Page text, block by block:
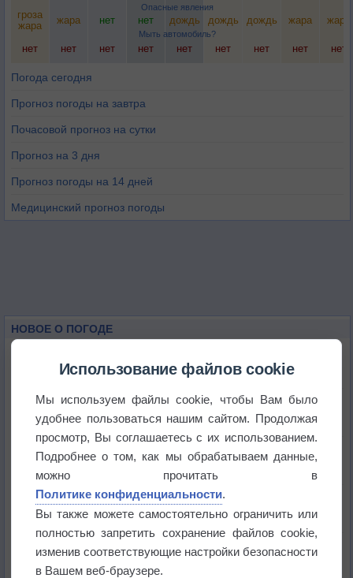
Опасные явления
Мыть автомобиль?
гроза
жара
жара нет нет дождь дождь дождь жара жара
нет нет нет нет нет нет нет нет нет
Погода сегодня
Прогноз погоды на завтра
Почасовой прогноз на сутки
Прогноз на 3 дня
Прогноз погоды на 14 дней
Медицинский прогноз погоды
НОВОЕ О ПОГОДЕ
Приложение построит маршрут через тень
Атмосфера начала замерзать
В Приморье обнаружены морские волны тепла
бабочек
Использование файлов cookie
Мы используем файлы cookie, чтобы Вам было
удобнее пользоваться нашим сайтом. Продолжая
просмотр, Вы соглашаетесь с их использованием.
Подробнее о том, как мы обрабатываем данные,
можно прочитать в
Политике конфиденциальности.
Вы также можете самостоятельно ограничить или
полностью запретить сохранение файлов cookie,
изменив соответствующие настройки безопасности
в Вашем веб-браузере.